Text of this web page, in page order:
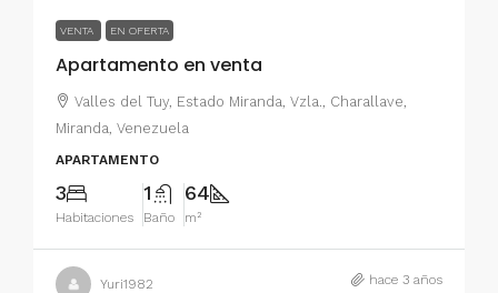
VENTA EN OFERTA
Apartamento en venta
Valles del Tuy, Estado Miranda, Vzla., Charallave,
Miranda, Venezuela
APARTAMENTO
3
Habitaciones
1
Baño
64
m²
Yuri1982 hace 3 años